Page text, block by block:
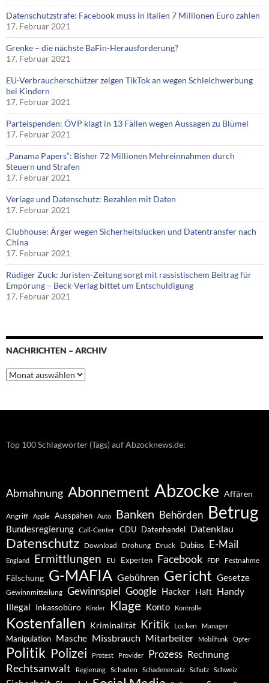
Datenschutzstrafe: Facebook muss in Italien 7 Millionen Euro zahlen
17. Februar 2021
Grenke – die nächste BaFin-Herausforderung?
17. Februar 2021
EU-Verbraucherschützer zeigen TikTok an wegen Schleichwerbung
bei Kindern
17. Februar 2021
Parteispenden: ÖVP klagt in 13 Fällen wegen Aussagen zu Blümel
17. Februar 2021
„Panama Papers“: Bisher 72 Millionen Mehreinnahmen durch
Steuern und Strafen
17. Februar 2021
Verlage und Datenschutz: Bezahlen mit Daten
17. Februar 2021
Clubhouse: Ärger wegen Sicherheitslücken und Datentransfer nach
China
17. Februar 2021
Rüdiger Zuck: Juristen-Zeitung sorgt mit rassistischem Beitrag für
Empörung – Beck-Verlag bittet um Entschuldigung
17. Februar 2021
NACHRICHTEN – ARCHIV
Nachrichten
–
Top 100 Schlagwörter (Tags) auf Abzocknews.de:
Abmahnung Abonnement Abzocke Affären
Angriff Apple Ausspähen Auto Banken Behörden Betrug
Bundesregierung Call-Center CDU Datenhandel Datenklau
Datenschutz Download Drohung Druck Dubios E-Mail
England Ermittlungen EU Experten Facebook FDP Festnahme
Fälschung G-MAFIA Gebühren Gericht Gesetze
Gewinnmitteilung Gewinnspiel Google Hacker Haft Handy
Illegal Inkassobüro Kinder Klage Konto Kontrolle
Kostenfallen Kriminalität Kritik Locken Manager
Manipulation Masche Missbrauch Mitarbeiter Mobilfunk Opfer
Politik Polizei Protest Provider Prozess Rechnung
Rechtsanwalt Regierung Schaden Schadenersatz Schutz Schweiz